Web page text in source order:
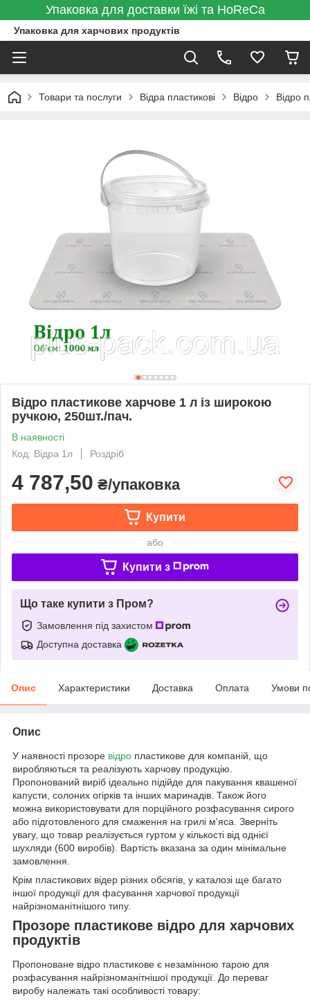
Упаковка для доставки їжі та HoReCa
Упаковка для харчових продуктів
Товари та послуги Відра пластикові Відро Відро
Відро пластикове харчове 1 л із широкою
ручкою, 250шт./пач.
В наявності
Код: Відра 1л
Роздріб
4 787,50 ₴/упаковка
Купити
або
Купити з
Що таке купити з Пром?
Замовлення під захистом
Доступна доставка
Опис Характеристики Доставка Оплата Умови
Опис
У наявності прозоре відро пластикове для компаній, що
виробляються та реалізують харчову продукцію.
Пропонований виріб ідеально підійде для пакування квашеної
капусти, солоних огірків та інших маринадів. Також його
можна використовувати для порційного розфасування сирого
або підготовленого для смаження на грилі м'яса. Зверніть
увагу, що товар реалізується гуртом у кількості від однієї
шухляди (600 виробів). Вартість вказана за один мінімальне
замовлення.
Крім пластикових відер різних обсягів, у каталозі ще багато
іншої продукції для фасування харчової продукції
найрізноманітнішого типу.
Прозоре пластикове відро для харчових
продуктів
Пропоноване відро пластикове є незамінною тарою для
розфасування найрізноманітнішої продукції. До переваг
виробу належать такі особливості товару: